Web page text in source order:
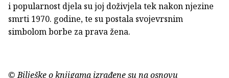
i popularnost djela su joj doživjela tek nakon njezine
smrti 1970. godine, te su postala svojevrsnim
simbolom borbe za prava žena.
© Bilješke o knjigama izrađene su na osnovu